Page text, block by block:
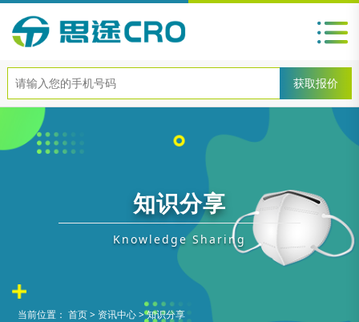
知识分享
Knowledge Sharing
当前位置：首页> 资讯中心>知识分享